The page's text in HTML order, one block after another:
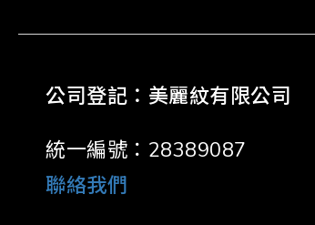
公司登記：美麗紋有限公司
統一編號：28389087
聯絡我們